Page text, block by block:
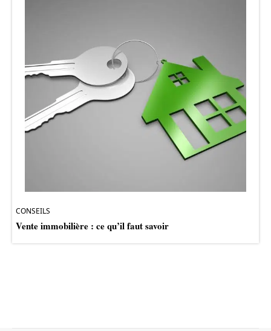
CONSEILS
Vente immobilière : ce qu’il faut savoir